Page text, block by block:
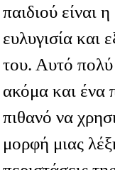
παιδιού είναι
ευλυγισία και
του. Αυτό
ακόμα και ένα
πιθανό να
μορφή μιας